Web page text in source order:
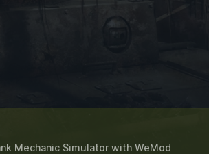
Mechanic Simulatorwith WeMod